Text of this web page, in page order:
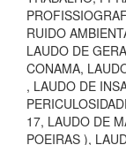
RUIDO
LAUDO DE
CONAMA,
, LAUDO DE
17, LAUDO DE
POEIRAS ),